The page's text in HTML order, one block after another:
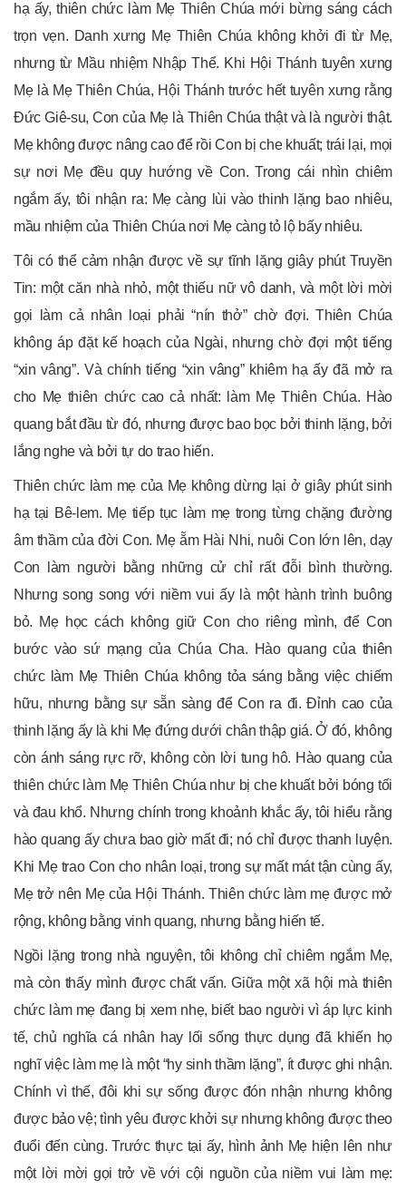
hạ ấy, thiên chức làm Mẹ Thiên Chúa mới bừng sáng cách
trọn vẹn. Danh xưng Mẹ Thiên Chúa không khởi đi từ Mẹ,
nhưng từ Mầu nhiệm Nhập Thể. Khi Hội Thánh tuyên xưng
Mẹ là Mẹ Thiên Chúa, Hội Thánh trước hết tuyên xưng rằng
Đức Giê-su, Con của Mẹ là Thiên Chúa thật và là người thật.
Mẹ không được nâng cao để rồi Con bị che khuất; trái lại, mọi
sự nơi Mẹ đều quy hướng về Con. Trong cái nhìn chiêm
ngắm ấy, tôi nhận ra: Mẹ càng lùi vào thinh lặng bao nhiêu,
mầu nhiệm của Thiên Chúa nơi Mẹ càng tỏ lộ bấy nhiêu.
Tôi có thể cảm nhận được về sự tĩnh lặng giây phút Truyền
Tin: một căn nhà nhỏ, một thiếu nữ vô danh, và một lời mời
gọi làm cả nhân loại phải “nín thở” chờ đợi. Thiên Chúa
không áp đặt kế hoạch của Ngài, nhưng chờ đợi một tiếng
“xin vâng”. Và chính tiếng “xin vâng” khiêm hạ ấy đã mở ra
cho Mẹ thiên chức cao cả nhất: làm Mẹ Thiên Chúa. Hào
quang bắt đầu từ đó, nhưng được bao bọc bởi thinh lặng, bởi
lắng nghe và bởi tự do trao hiến.
Thiên chức làm mẹ của Mẹ không dừng lại ở giây phút sinh
hạ tại Bê-lem. Mẹ tiếp tục làm mẹ trong từng chặng đường
âm thầm của đời Con. Mẹ ẵm Hài Nhi, nuôi Con lớn lên, dạy
Con làm người bằng những cử chỉ rất đỗi bình thường.
Nhưng song song với niềm vui ấy là một hành trình buông
bỏ. Mẹ học cách không giữ Con cho riêng mình, để Con
bước vào sứ mạng của Chúa Cha. Hào quang của thiên
chức làm Mẹ Thiên Chúa không tỏa sáng bằng việc chiếm
hữu, nhưng bằng sự sẵn sàng để Con ra đi. Đỉnh cao của
thinh lặng ấy là khi Mẹ đứng dưới chân thập giá. Ở đó, không
còn ánh sáng rực rỡ, không còn lời tung hô. Hào quang của
thiên chức làm Mẹ Thiên Chúa như bị che khuất bởi bóng tối
và đau khổ. Nhưng chính trong khoảnh khắc ấy, tôi hiểu rằng
hào quang ấy chưa bao giờ mất đi; nó chỉ được thanh luyện.
Khi Mẹ trao Con cho nhân loại, trong sự mất mát tận cùng ấy,
Mẹ trở nên Mẹ của Hội Thánh. Thiên chức làm mẹ được mở
rộng, không bằng vinh quang, nhưng bằng hiến tế.
Ngồi lặng trong nhà nguyện, tôi không chỉ chiêm ngắm Mẹ,
mà còn thấy mình được chất vấn. Giữa một xã hội mà thiên
chức làm mẹ đang bị xem nhẹ, biết bao người vì áp lực kinh
tế, chủ nghĩa cá nhân hay lối sống thực dụng đã khiến họ
nghĩ việc làm mẹ là một “hy sinh thầm lặng”, ít được ghi nhận.
Chính vì thế, đôi khi sự sống được đón nhận nhưng không
được bảo vệ; tình yêu được khởi sự nhưng không được theo
đuổi đến cùng. Trước thực tại ấy, hình ảnh Mẹ hiện lên như
một lời mời gọi trở về với cội nguồn của niềm vui làm mẹ: